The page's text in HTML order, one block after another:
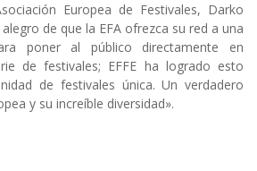
Europea de Festivales, Darko
de que la EFA ofrezca su red a una
poner al público directamente en
de festivales; EFFE ha logrado esto
de festivales única. Un verdadero
y su increíble diversidad».